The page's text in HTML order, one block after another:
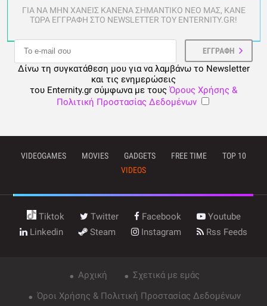
ΓΙΑ ΝΑ ΜΗΝ ΧΑΝΕΙΣ ΚΑΝΕΝΑ ΣΗΜΑΝΤΙΚΟ ΝΕΟ ΜΑΣ, ΚΑΝΕ
ΤΩΡΑ ΕΓΓΡΑΦΗ ΣΤΟ NEWSLETTER ΤΟΥ ENTERNITY.GR!
Δίνω τη συγκατάθεση μου για να λαμβάνω το Newsletter
και τις ενημερώσεις
του Enternity.gr σύμφωνα με τους Όρους Χρήσης &
Πολιτική Προστασίας Δεδομένων
VIDEOGAMES MOVIES GADGETS FREE TIME
TOP 10
VIDEOS
Tiktok Twitter Facebook
Youtube
Linkedin
Steam Instagram Rss Feeds
Αρχική
Σχετικά με εμάς
Όροι Χρήσης & Πολιτική Προστασίας Δεδομένων